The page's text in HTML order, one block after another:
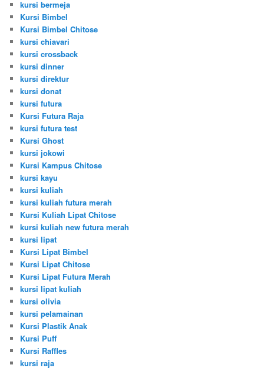
kursi bermeja
Kursi Bimbel
Kursi Bimbel Chitose
kursi chiavari
kursi crossback
kursi dinner
kursi direktur
kursi donat
kursi futura
Kursi Futura Raja
kursi futura test
Kursi Ghost
kursi jokowi
Kursi Kampus Chitose
kursi kayu
kursi kuliah
kursi kuliah futura merah
Kursi Kuliah Lipat Chitose
kursi kuliah new futura merah
kursi lipat
Kursi Lipat Bimbel
Kursi Lipat Chitose
Kursi Lipat Futura Merah
kursi lipat kuliah
kursi olivia
kursi pelamainan
Kursi Plastik Anak
Kursi Puff
Kursi Raffles
kursi raja